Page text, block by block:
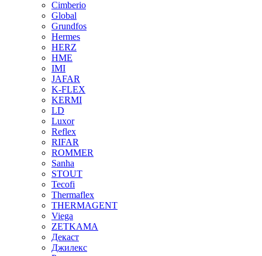
Cimberio
Global
Grundfos
Hermes
HERZ
HME
IMI
JAFAR
K-FLEX
KERMI
LD
Luxor
Reflex
RIFAR
ROMMER
Sanha
STOUT
Tecofi
Thermaflex
THERMAGENT
Viega
ZETKAMA
Декаст
Джилекс